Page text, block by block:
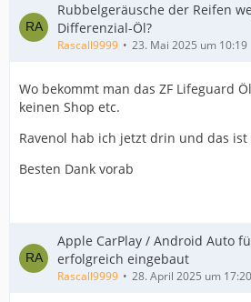
Rubbelgeräusche der Reifen
Differenzial-Öl?
Rascall9999 23. Mai 2025 um 10:19
Wo bekommt man das ZF Lifeguard
keinen Shop etc.
Ravenol hab ich jetzt drin und das ist
Besten Dank vorab
Apple CarPlay / Android Auto
erfolgreich eingebaut
Rascall9999 28. April 2025 um 17:20